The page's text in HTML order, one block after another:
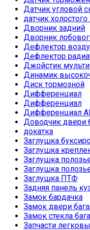
Датчик угловой
датчик холостого
Дворник задний
Дворник
Дефлектор
Дефлектор
Джойстик
Динамик
Диск тормозной
Дифференциал
Дифференциал
Дифференциал
Доводчик двери
докатка
Заглушка
Заглушка
Заглушка
Заглушка
Заглушка ПТФ
Задняя панель
Замок бардачка
Замок двери
Замок стекла
Запчасти